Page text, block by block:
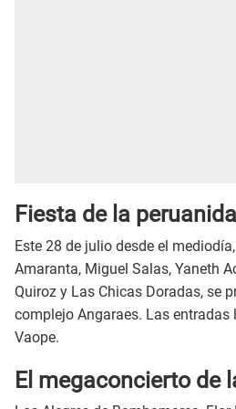
Fiesta de la
Este 28 de julio desde el
Amaranta, Miguel Salas, Yaneth
Quiroz y Las Chicas Doradas, se
complejo Angaraes. Las entradas
Vaope.
El megaconcierto de